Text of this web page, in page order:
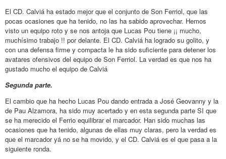
El CD. Calviá ha estado mejor que el conjunto de Son Ferriol, que las
pocas ocasiones que ha tenido, no las ha sabido aprovechar. Hemos
visto un equipo roto y se nos antoja que Lucas Pou tiene ¡¡ mucho,
muchísimo trabajo !! por delante. El CD. Calviá ha logrado su golito, y
con una defensa firme y compacta le ha sido suficiente para detener los
avatares ofensivos del equipo de Son Ferriol. La verdad es que nos ha
gustado mucho el equipo de Calviá
Segunda parte.
El cambio que ha hecho Lucas Pou dando entrada a José Geovanny y la
de Pau Alzamora, ha sido muy acertado y en esta segunda parte SI que
se ha merecido el Ferrio equilibrar el marcador. Han sido muchas las
ocasiones que ha tenido, algunas de ellas muy claras, pero la verdad es
que el marcador yá no se ha movido, y el CD. Calviá es el que pasa a la
siguiente ronda.